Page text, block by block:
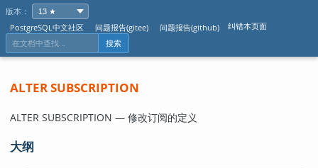
版本：
PostgreSQL中文社区
问题报告(gitee) 问题报告(github) 纠错本页面
搜索
ALTER SUBSCRIPTION
ALTER SUBSCRIPTION — 修改订阅的定义
大纲